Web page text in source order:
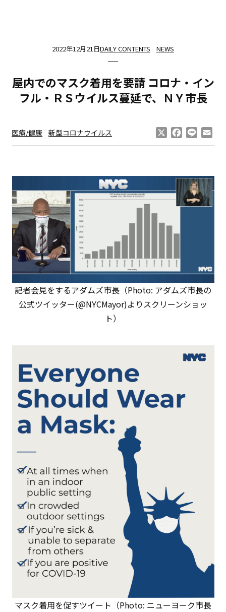
2022年12月21日DAILY CONTENTS NEWS
屋内でのマスク着用を要請 コロナ・イン
フル・ＲＳウイルス蔓延で、ＮＹ市長
医療/健康 新型コロナウイルス Facebook
Line
記者会見をするアダムズ市長（Photo: アダムズ市長の
公式ツイッター(@NYCMayor)よりスクリーンショッ
ト）
マスク着用を促すツイート（Photo: ニューヨーク市長